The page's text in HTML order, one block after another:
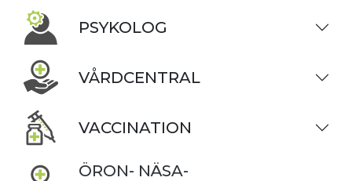
PSYKOLOG
VÅRDCENTRAL
VACCINATION
ÖRON- NÄSA-